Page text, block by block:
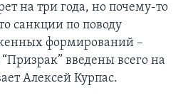
на три года, но почему-то
санкции по поводу
формирований –
введены всего на
Алексей Курпас.